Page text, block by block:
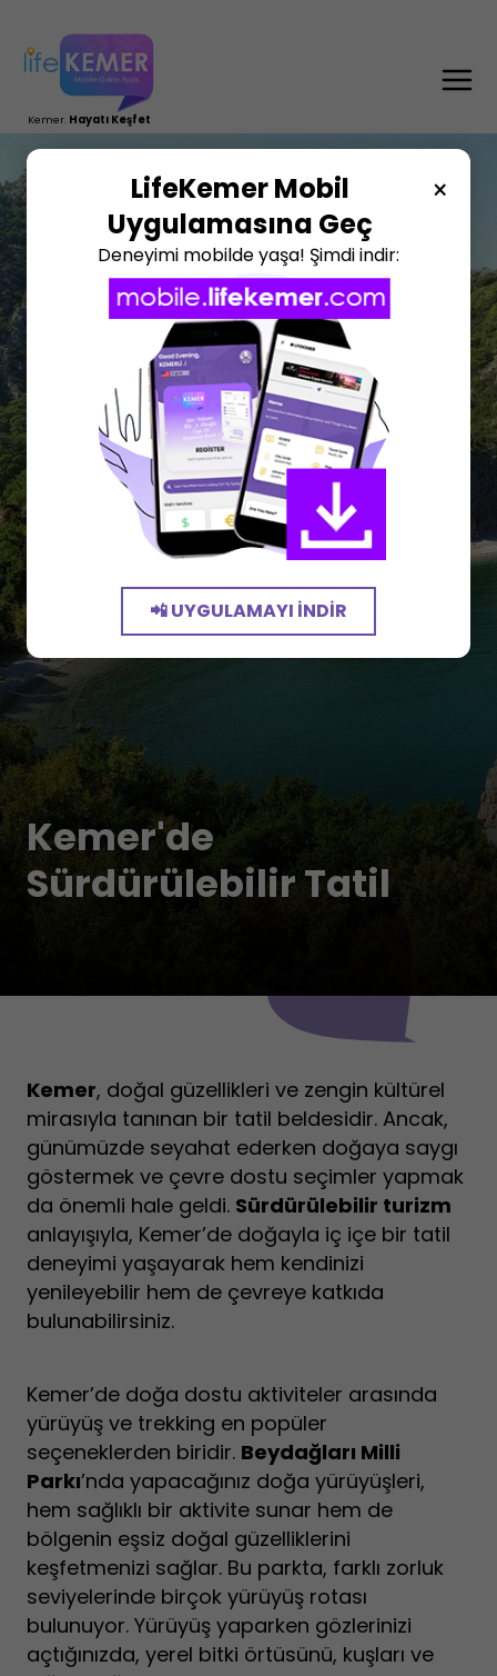
Kemer.Hayatı Keşfet
Kemer'de
Sürdürülebilir Tatil
Kemer, doğal güzellikleri ve zengin kültürel
mirasıyla tanınan bir tatil beldesidir. Ancak,
günümüzde seyahat ederken doğaya saygı
göstermek ve çevre dostu seçimler yapmak
da önemli hale geldi. Sürdürülebilir turizm
anlayışıyla, Kemer’de doğayla iç içe bir tatil
deneyimi yaşayarak hem kendinizi
yenileyebilir hem de çevreye katkıda
bulunabilirsiniz.
Kemer’de doğa dostu aktiviteler arasında
yürüyüş ve trekking en popüler
seçeneklerden biridir. Beydağları Milli
Parkı’nda yapacağınız doğa yürüyüşleri,
hem sağlıklı bir aktivite sunar hem de
bölgenin eşsiz doğal güzelliklerini
keşfetmenizi sağlar. Bu parkta, farklı zorluk
seviyelerinde birçok yürüyüş rotası
bulunuyor. Yürüyüş yaparken gözlerinizi
açtığınızda, yerel bitki örtüsünü, kuşları ve
×
LifeKemer Mobil
Uygulamasına Geç
Deneyimi mobilde yaşa! Şimdi indir:
📲 UYGULAMAYI İNDIR